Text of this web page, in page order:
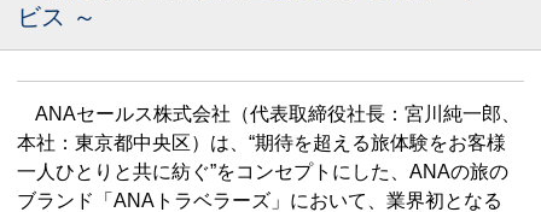
ビス ～
ANAセールス株式会社（代表取締役社長：宮川純一郎、
本社：東京都中央区）は、“期待を超える旅体験をお客様
一人ひとりと共に紡ぐ”をコンセプトにした、ANAの旅の
ブランド「ANAトラベラーズ」において、業界初となる